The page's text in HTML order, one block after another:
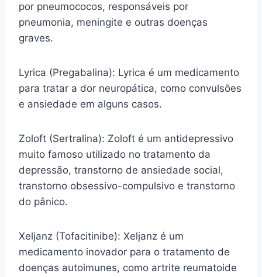
por pneumococos, responsáveis por
pneumonia, meningite e outras doenças
graves.
Lyrica (Pregabalina): Lyrica é um medicamento
para tratar a dor neuropática, como convulsões
e ansiedade em alguns casos.
Zoloft (Sertralina): Zoloft é um antidepressivo
muito famoso utilizado no tratamento da
depressão, transtorno de ansiedade social,
transtorno obsessivo-compulsivo e transtorno
do pânico.
Xeljanz (Tofacitinibe): Xeljanz é um
medicamento inovador para o tratamento de
doenças autoimunes, como artrite reumatoide